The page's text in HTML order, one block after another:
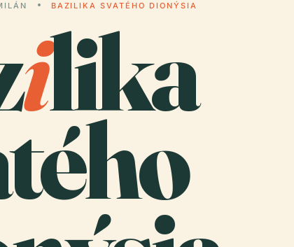
BAZILIKA SVATÉHO DIONÝSIA
ilika